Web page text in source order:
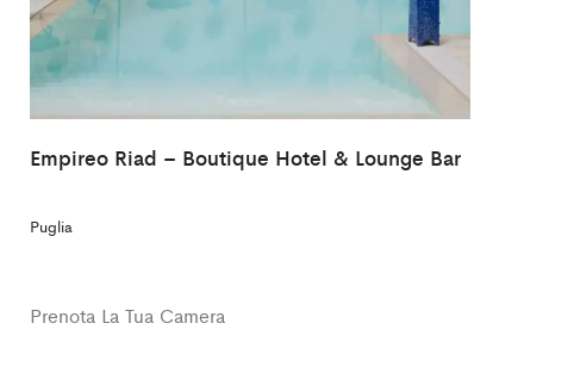
Empireo Riad – Boutique Hotel & Lounge Bar
Puglia
Prenota La Tua Camera